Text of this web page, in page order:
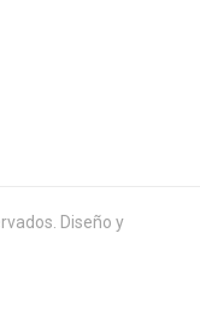
Diseño y